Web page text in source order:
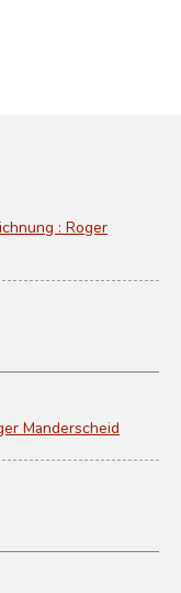
: Roger
Manderscheid